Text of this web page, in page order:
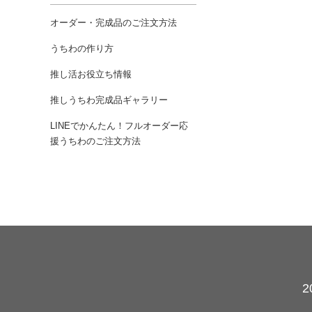
オーダー・完成品のご注文方法
うちわの作り方
推し活お役立ち情報
推しうちわ完成品ギャラリー
LINEでかんたん！フルオーダー応
援うちわのご注文方法